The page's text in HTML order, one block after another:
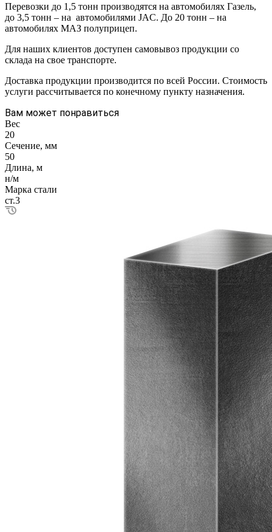
Перевозки до 1,5 тонн производятся на автомобилях Газель,
до 3,5 тонн – на автомобилями JAC. До 20 тонн – на
автомобилях МАЗ полуприцеп.
Для наших клиентов доступен самовывоз продукции со
склада на свое транспорте.
Доставка продукции производится по всей России. Стоимость
услуги рассчитывается по конечному пункту назначения.
Вам может понравиться
Вес
20
Сечение, мм
50
Длина, м
н/м
Марка стали
ст.3